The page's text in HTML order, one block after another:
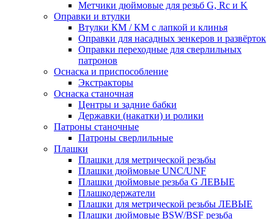
Метчики дюймовые для резьб G, Rc и K
Оправки и втулки
Втулки КМ / КМ с лапкой и клинья
Оправки для насадных зенкеров и развёрток
Оправки переходные для сверлильных
патронов
Оснаска и приспособление
Экстракторы
Оснаска станочная
Центры и задние бабки
Державки (накатки) и ролики
Патроны станочные
Патроны сверлильные
Плашки
Плашки для метрической резьбы
Плашки дюймовые UNC/UNF
Плашки дюймовые резьба G ЛЕВЫЕ
Плашкодержатели
Плашки для метрической резьбы ЛЕВЫЕ
Плашки дюймовые BSW/BSF резьба